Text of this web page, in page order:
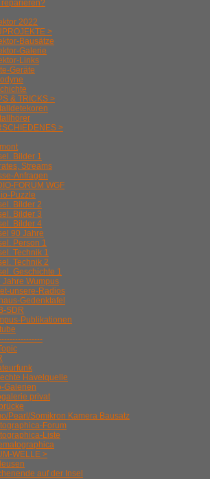
reparieren?
2022
>
Bausätze
Galerie
Links
Geräte
& TRICKS >
>
Bilder 1
Streams
Anfragen
FORUM WGF
Puzzle
Bilder 2
Bilder 3
Bilder 4
90 Jahre
Person 1
Technik 1
Technik 2
Geschichte 1
Jahre Wumpus
unsere-Radios
Gedenktafel
SDR
Publikationen
Havelquelle
Galerien
privat
Pearl/Somikron Kamera Bausatz
Forum
Liste
WELLE >
auf der Insel